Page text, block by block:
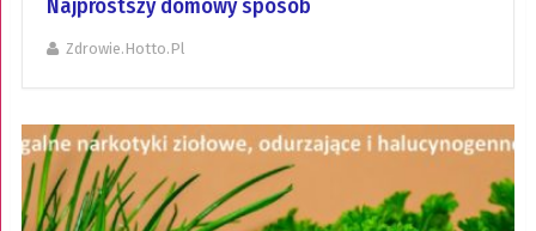
Najprostszy domowy sposób
Zdrowie.hotto.pl